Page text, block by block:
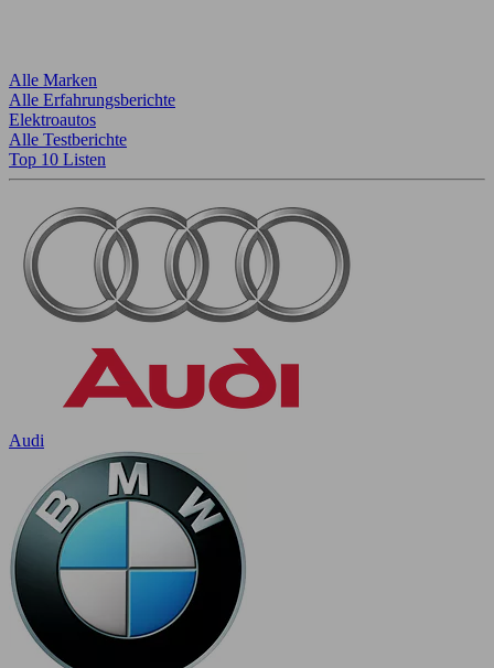
Alle Marken
Alle Erfahrungsberichte
Elektroautos
Alle Testberichte
Top 10 Listen
Audi